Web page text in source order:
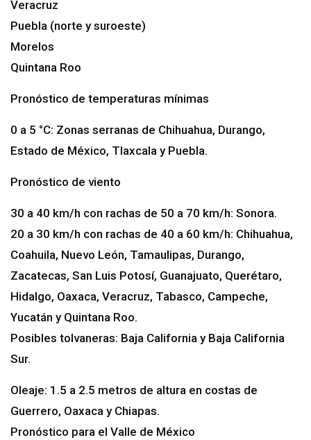
Veracruz
Puebla (norte y suroeste)
Morelos
Quintana Roo
Pronóstico de temperaturas mínimas
0 a 5 °C: Zonas serranas de Chihuahua, Durango,
Estado de México, Tlaxcala y Puebla.
Pronóstico de viento
30 a 40 km/h con rachas de 50 a 70 km/h: Sonora.
20 a 30 km/h con rachas de 40 a 60 km/h: Chihuahua,
Coahuila, Nuevo León, Tamaulipas, Durango,
Zacatecas, San Luis Potosí, Guanajuato, Querétaro,
Hidalgo, Oaxaca, Veracruz, Tabasco, Campeche,
Yucatán y Quintana Roo.
Posibles tolvaneras: Baja California y Baja California
Sur.
Oleaje: 1.5 a 2.5 metros de altura en costas de
Guerrero, Oaxaca y Chiapas.
Pronóstico para el Valle de México